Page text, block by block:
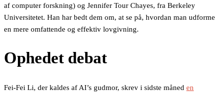
af computer forskning) og Jennifer Tour Chayes, fra Berkeley
Universitetet. Han har bedt dem om, at se på, hvordan man udforme
en mere omfattende og effektiv lovgivning.
Ophedet debat
Fei-Fei Li, der kaldes af AI’s gudmor, skrev i sidste måned en